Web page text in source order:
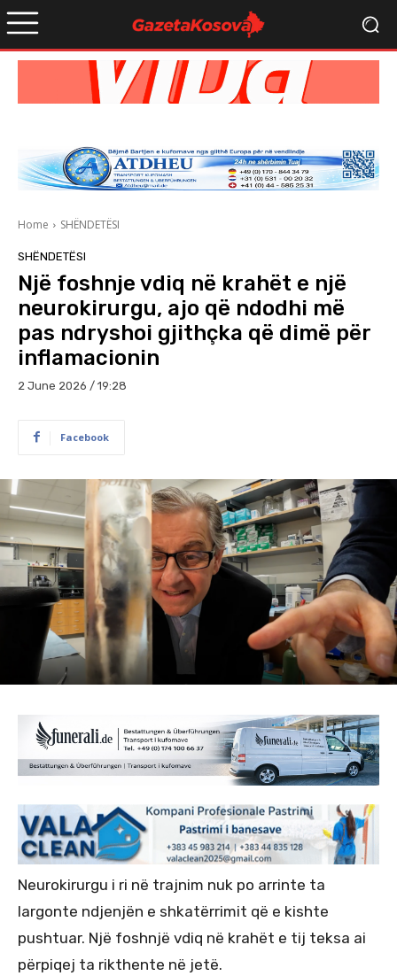
Home SHËNDETËSI
SHËNDETËSI
Një foshnje vdiq në krahët e një
neurokirurgu, ajo që ndodhi më
pas ndryshoi gjithçka që dimë për
inflamacionin
2 June 2026 / 19:28
Facebook
Neurokirurgu i ri në trajnim nuk po arrinte ta
largonte ndjenjën e shkatërrimit që e kishte
pushtuar. Një foshnjë vdiq në krahët e tij teksa ai
përpiqej ta rikthente në jetë.